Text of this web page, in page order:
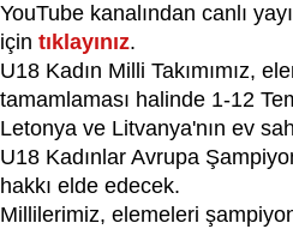
YouTube kanalından canlı
için tıklayınız.
U18 Kadın Milli Takımımız,
tamamlaması halinde 1-12
Letonya ve Litvanya'nın ev
U18 Kadınlar Avrupa
hakkı elde edecek.
Millilerimiz, elemeleri